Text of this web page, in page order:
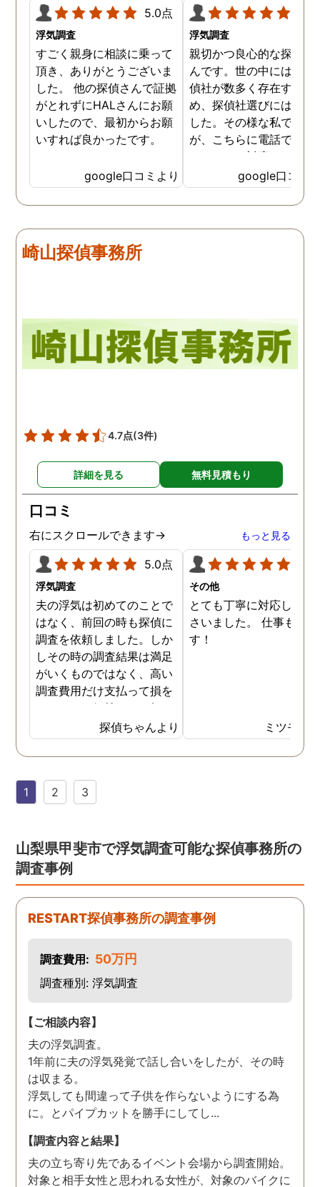
5.0点
浮気調査
すごく親身に相談に乗って
頂き、ありがとうございま
した。 他の探偵さんで証拠
がとれずにHALさんにお願
いしたので、最初からお願
いすれば良かったです。
google口コミより
浮気調査
親切かつ良心的な探偵社
んです。世の中には詐欺
偵社が数多く存在するた
め、探偵社選びには慎重
した。その様な私でした
が、こちらに電話で相談
たところ、対応された方
探偵のノウハウまで丁寧
教えて下さったのです。
用できると思い、早速お
は、仕事も丁寧で調査内
google口コミ
崎山探偵事務所
4.7点(3件)
詳細を見る 無料見積もり
口コミ
右にスクロールできます→ もっと見る
5.0点
浮気調査
夫の浮気は初めてのことで
はなく、前回の時も探偵に
調査を依頼しました。しか
しその時の調査結果は満足
がいくものではなく、高い
調査費用だけ支払って損を
したという気持ちで一杯で
した。今回また夫の浮気疑
惑が浮上し、今度こそは探
偵選びにも気を遣いまし
せの段階から「ここなら安
査期間の間に動かぬ証拠を
いくつも掴んできてくれま
した。追加の調査費用など
もなく、探偵選びの重要さ
を感じました。
探偵ちゃんより
その他
とても丁寧に対応してく
さいました。 仕事も満
す！
ミツモア
1 2 3
山梨県甲斐市で浮気調査可能な探偵事務所の
調査事例
RESTART探偵事務所の調査事例
調査費用: 50万円
調査種別: 浮気調査
【ご相談内容】
夫の浮気調査。
1年前に夫の浮気発覚で話し合いをしたが、その時
は収まる。
浮気しても間違って子供を作らないようにする為
に。とパイプカットを勝手にしてし...
【調査内容と結果】
夫の立ち寄り先であるイベント会場から調査開始。
対象と相手女性と思われる女性が、対象のバイクに